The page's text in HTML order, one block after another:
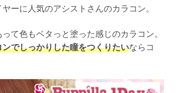
ーに人気のアシストさんのカラコン。
て色もベタっと塗った感じのカラコン。
でしっかりした瞳をつくりたいならコ